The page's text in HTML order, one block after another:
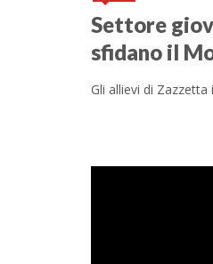
Settore
sfidano il
Gli allievi di